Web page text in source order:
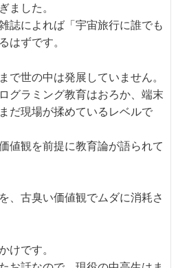
ました。
誌によれば「宇宙旅行に誰でも
はずです。
で世の中は発展していません。
グラミング教育はおろか、端末
だ現場が揉めているレベルで
値観を前提に教育論が語られて
、古臭い価値観でムダに消耗さ
けです。